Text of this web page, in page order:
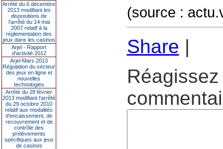
Arrêté du 6 décembre
2013 modifiant les
dispositions de
l’arrêté du 14 mai
2007 relatif à la
réglementation des
jeux dans les casinos
Arjel - Rapport
d'activité 2012
Arjel Mars 2013
Régulation du secteur
des jeux en ligne et
nouvelles
technologies
Arrêté du 28 février
2013 modifiant l'arrêté
du 29 octobre 2010
relatif aux modalités
d'encaissement, de
recouvrement et de
contrôle des
prélèvements
spécifiques aux jeux
de casinos
(source :
Share |